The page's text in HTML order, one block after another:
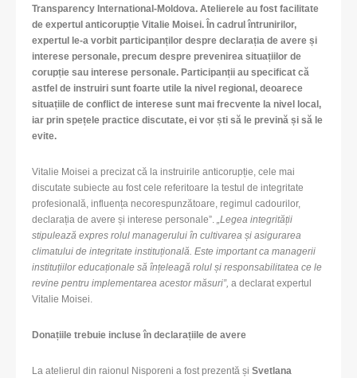
Transparency International-Moldova. Atelierele au fost facilitate
de expertul anticorupție Vitalie Moisei. În cadrul întrunirilor,
expertul le-a vorbit participanților despre declarația de avere și
interese personale, precum despre prevenirea situațiilor de
corupție sau interese personale. Participanții au specificat că
astfel de instruiri sunt foarte utile la nivel regional, deoarece
situațiile de conflict de interese sunt mai frecvente la nivel local,
iar prin spețele practice discutate, ei vor ști să le prevină și să le
evite.
Vitalie Moisei a precizat că la instruirile anticorupție, cele mai
discutate subiecte au fost cele referitoare la testul de integritate
profesională, influența necorespunzătoare, regimul cadourilor,
declarația de avere și interese personale”. „Legea integrității
stipulează expres rolul managerului în cultivarea și asigurarea
climatului de integritate instituțională. Este important ca managerii
instituțiilor educaționale să înțeleagă rolul și responsabilitatea ce le
revine pentru implementarea acestor măsuri”, a declarat expertul
Vitalie Moisei.
Donațiile trebuie incluse în declarațiile de avere
La atelierul din raionul Nisporeni a fost prezentă și Svetlana